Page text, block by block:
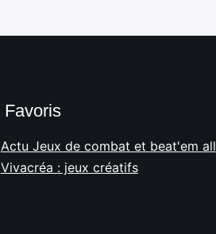
Favoris
Actu Jeux de combat et beat'em all
Vivacréa : jeux créatifs